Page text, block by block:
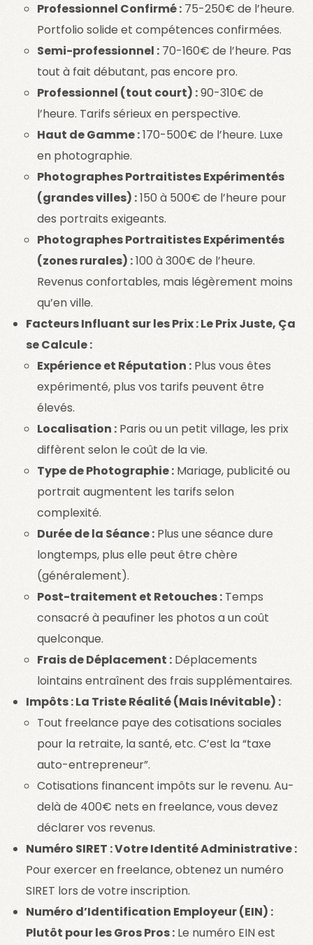
Professionnel Confirmé : 75-250€ de l’heure.
Portfolio solide et compétences confirmées.
Semi-professionnel : 70-160€ de l’heure. Pas
tout à fait débutant, pas encore pro.
Professionnel (tout court) :90-310€ de
l’heure. Tarifs sérieux en perspective.
Haut de Gamme :170-500€ de l’heure. Luxe
en photographie.
Photographes Portraitistes Expérimentés
(grandes villes) :150 à 500€ de l’heure pour
des portraits exigeants.
Photographes Portraitistes Expérimentés
(zones rurales) :100 à 300€ de l’heure.
Revenus confortables, mais légèrement moins
qu’en ville.
Facteurs Influant sur les Prix : Le Prix Juste, Ça
se Calcule :
Expérience et Réputation : Plus vous êtes
expérimenté, plus vos tarifs peuvent être
élevés.
Localisation : Paris ou un petit village, les prix
diffèrent selon le coût de la vie.
Type de Photographie : Mariage, publicité ou
portrait augmentent les tarifs selon
complexité.
Durée de la Séance : Plus une séance dure
longtemps, plus elle peut être chère
(généralement).
Post-traitement et Retouches : Temps
consacré à peaufiner les photos a un coût
quelconque.
Frais de Déplacement : Déplacements
lointains entraînent des frais supplémentaires.
Impôts : La Triste Réalité (Mais Inévitable) :
Tout freelance paye des cotisations sociales
pour la retraite, la santé, etc. C’est la “taxe
auto-entrepreneur”.
Cotisations financent impôts sur le revenu. Au-
delà de 400€ nets en freelance, vous devez
déclarer vos revenus.
Numéro SIRET : Votre Identité Administrative :
Pour exercer en freelance, obtenez un numéro
SIRET lors de votre inscription.
Numéro d’Identification Employeur (EIN) :
Plutôt pour les Gros Pros : Le numéro EIN est